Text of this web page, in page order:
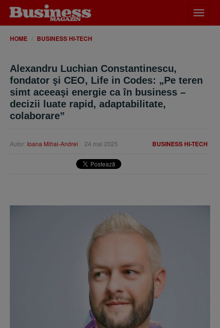
meniu
HOME BUSINESS HI-TECH
Alexandru Luchian Constantinescu,
fondator şi CEO, Life in Codes: „Pe teren
simt aceeaşi energie ca în business –
decizii luate rapid, adaptabilitate,
colaborare”
BUSINESS HI-TECH
Autor: Ioana Mihai-Andrei 24 mai 2025